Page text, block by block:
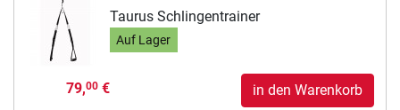
Taurus Schlingentrainer
Auf Lager
79,00€ in den Warenkorb